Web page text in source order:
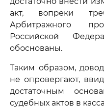
акт, вопреки
Арбитражного
Российской
обоснованы.
Таким образом,
не опровергают,
достаточным
судебных актов в